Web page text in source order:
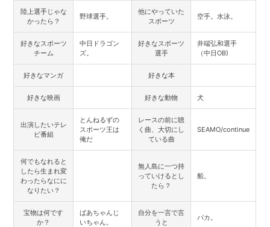
陸上選手じゃな
かったら？
野球選手。
他にやっていた
スポーツ
空手。水泳。
好きなスポーツ
チーム
中日ドラゴン
ズ。
好きなスポーツ
選手
井端弘和選手
（中日OB)
好きなマンガ 好きな本
好きな映画 好きな動物 犬
出演したいテレ
ビ番組
とんねるずの
スポーツ王は
俺だ
レースの前に聴
く曲、大切にし
ている曲
SEAMO/continue
何でもなれると
したら生まれ変
わったらなにに
なりたい？
無人島に一つ持
っていけるとし
たら？
船。
宝物は何です
か？
ばあちゃんじ
いちゃん。
自分を一言で言
うと
バカ。